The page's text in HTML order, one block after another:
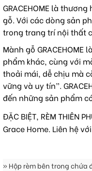
GRACEHOME là
gỗ. Với các dòng sản
trong trang trí nội thất
Mành gỗ
phẩm khác, cùng với
thoải mái, dễ chịu mà
vững và uy tín”.
đến những sản phẩm
ĐẶC BIỆT, RÈM THIÊN
Grace Home. Liên hệ
» Hộp rèm bên trong chứa